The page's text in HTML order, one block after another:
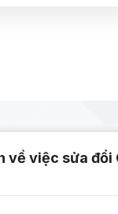
về việc sửa đổi